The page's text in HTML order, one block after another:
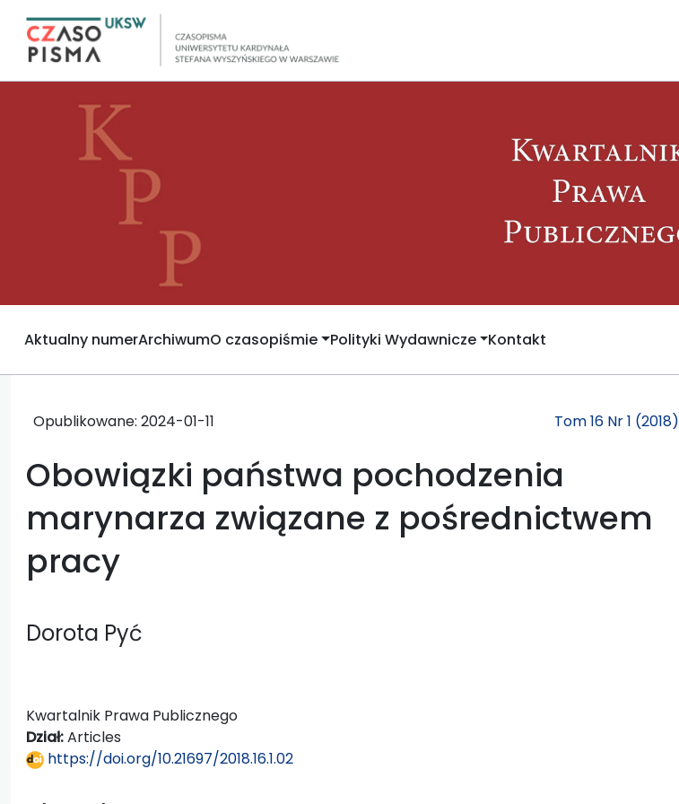
Aktualny numerArchiwumO czasopiśmie Polityki Wydawnicze Kontakt
Opublikowane: 2024-01-11 Tom 16 Nr 1 (2018)
Obowiązki państwa pochodzenia
marynarza związane z pośrednictwem
pracy
Dorota Pyć
Kwartalnik Prawa Publicznego
Dział:Articles
https://doi.org/10.21697/2018.16.1.02